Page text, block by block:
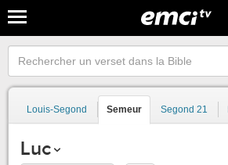
Louis-Segond Semeur Segond 21
Luc